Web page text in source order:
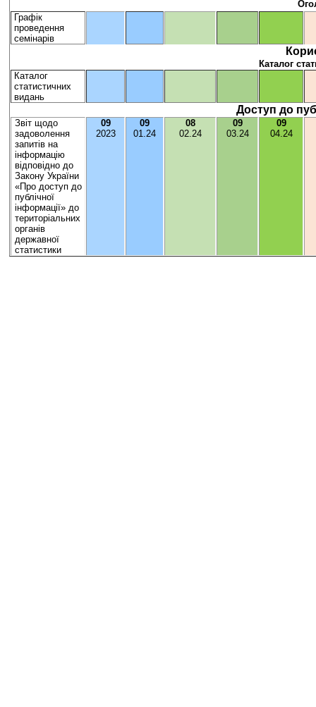
Графік
проведення
семінарів
Каталог
Каталог
статистичних
видань
Доступ до
Звіт щодо
задоволення
запитів на
інформацію
відповідно до
Закону України
«Про доступ до
публічної
інформації» до
територіальних
органів
державної
статистики
09
2023
09
01.24
08
02.24
09
03.24
09
04.24